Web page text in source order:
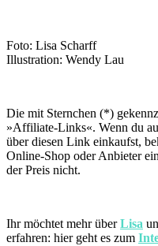
Foto: Lisa Scharff
Illustration: Wendy Lau
Die mit Sternchen (*)
»Affiliate-Links«. Wenn du
über diesen Link einkaufst,
Online-Shop oder Anbieter
der Preis nicht.
Ihr möchtet mehr überLisa
erfahren: hier geht es zum